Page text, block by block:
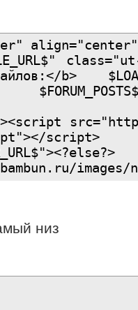
b>
script>
images/
span></a>
низ